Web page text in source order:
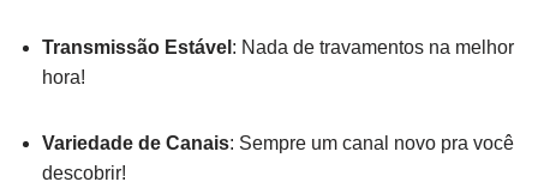
Transmissão Estável : Nada de travamentos na melhor
hora!
Variedade de Canais: Sempre um canal novo pra você
descobrir!